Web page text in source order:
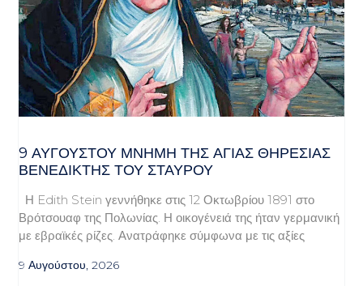
9 ΑΥΓΟΥΣΤΟΥ ΜΝΗΜΗ ΤΗΣ ΑΓΙΑΣ ΘΗΡΕΣΙΑΣ
ΒΕΝΕΔΙΚΤΗΣ ΤΟΥ ΣΤΑΥΡΟΥ
Η Edith Stein γεννήθηκε στις 12 Οκτωβρίου 1891 στο
Βρότσουαφ της Πολωνίας. Η οικογένειά της ήταν γερμανική
με εβραϊκές ρίζες. Ανατράφηκε σύμφωνα με τις αξίες
9 Αυγούστου, 2026